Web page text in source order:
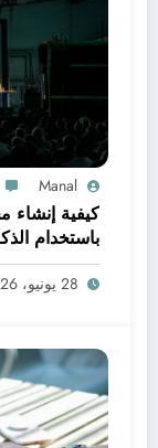
Manal
كيفية إنشاء
باستخدام
28 يونيو، 2026